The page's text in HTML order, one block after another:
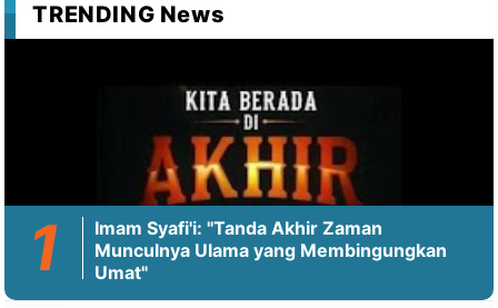
TRENDING News
Imam Syafi'i: "Tanda Akhir Zaman
Munculnya Ulama yang Membingungkan
Umat"